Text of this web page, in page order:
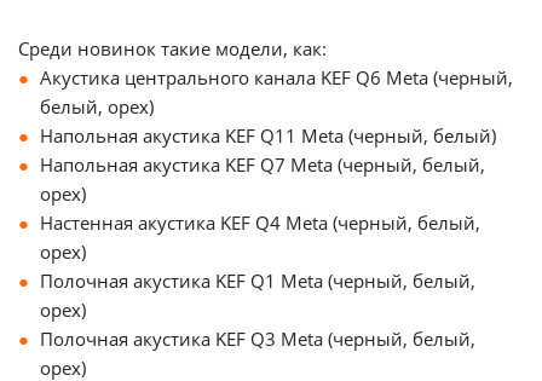
Среди новинок такие модели, как:
Акустика центрального канала KEF Q6 Meta (черный,
белый, орех)
Напольная акустика KEF Q11 Meta (черный, белый)
Напольная акустика KEF Q7 Meta (черный, белый,
орех)
Настенная акустика KEF Q4 Meta (черный, белый,
орех)
Полочная акустика KEF Q1 Meta (черный, белый,
орех)
Полочная акустика KEF Q3 Meta (черный, белый,
орех)